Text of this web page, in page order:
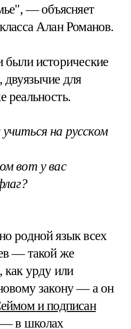
— объясняет
Алан Романов.
исторические
для
на русском
вот у вас
родной язык всех
— такой же
как урду или
закону — а он
и подписан
в школах